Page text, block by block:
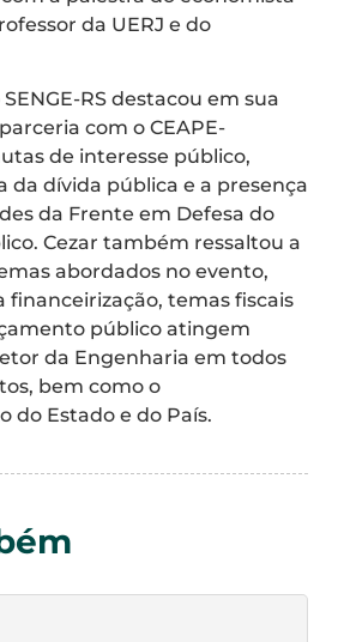
da UERJ e do
RS destacou em sua
com o CEAPE-
de interesse público,
da dívida pública e a presença
da Frente em Defesa do
Cezar também ressaltou a
abordados no evento,
financeirização, temas fiscais
público atingem
da Engenharia em todos
bem como o
do Estado e do País.